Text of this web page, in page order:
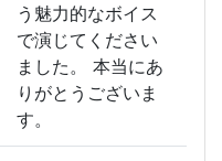
う魅力的なボイス
で演じてください
ました。 本当にあ
りがとうございま
す。